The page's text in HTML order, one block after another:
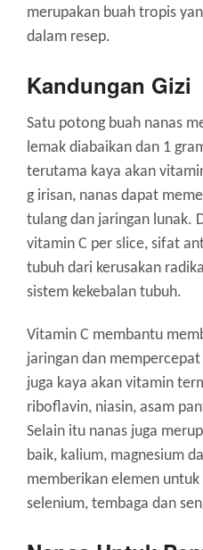
merupakan buah tropis
dalam resep.
Kandungan Gizi
Satu potong buah nanas
lemak diabaikan dan 1
terutama kaya akan
g irisan, nanas dapat
tulang dan jaringan lunak.
vitamin C per slice, sifat
tubuh dari kerusakan
sistem kekebalan tubuh.
Vitamin C membantu
jaringan dan
juga kaya akan vitamin
riboflavin, niasin, asam
Selain itu nanas juga
baik, kalium, magnesium
memberikan elemen
selenium, tembaga dan